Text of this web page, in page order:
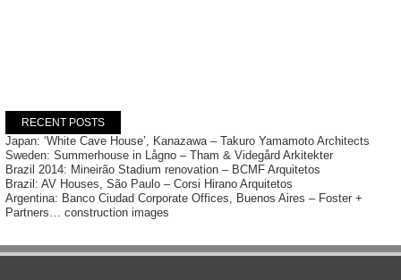
RECENT POSTS
Japan: ‘White Cave House’, Kanazawa – Takuro Yamamoto Architects
Sweden: Summerhouse in Lågno – Tham & Videgård Arkitekter
Brazil 2014: Mineirão Stadium renovation – BCMF Arquitetos
Brazil: AV Houses, São Paulo – Corsi Hirano Arquitetos
Argentina: Banco Ciudad Corporate Offices, Buenos Aires – Foster +
Partners… construction images